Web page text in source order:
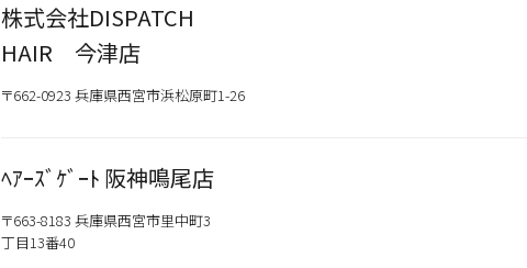
株式会社DISPATCH
HAIR 今津店
〒662-0923 兵庫県西宮市浜松原町1-26
ﾍｱｰｽﾞｹﾞｰﾄ 阪神鳴尾店
〒663-8183 兵庫県西宮市里中町3
丁目13番40